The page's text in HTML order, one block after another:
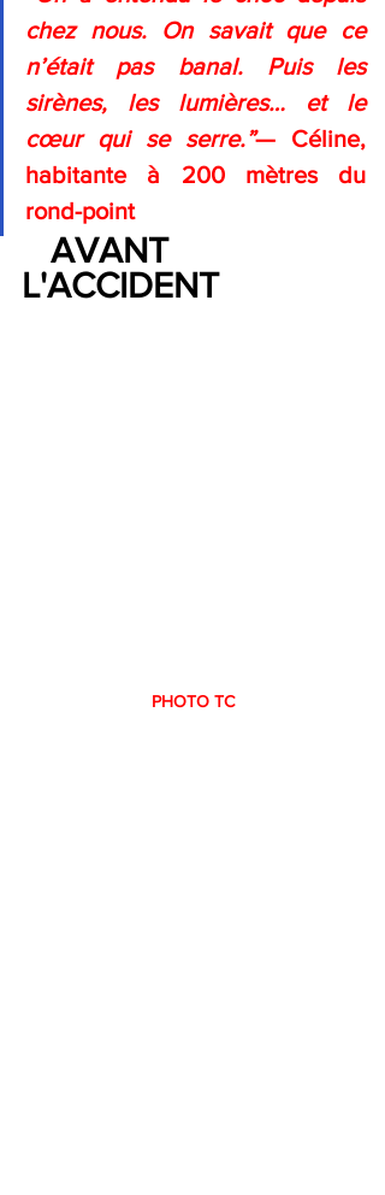
chez nous. On savait que ce
n’était pas banal. Puis les
sirènes, les lumières… et le
cœur qui se serre.”— Céline,
habitante à 200 mètres du
rond-point
AVANT
L'ACCIDENT
PHOTO TC